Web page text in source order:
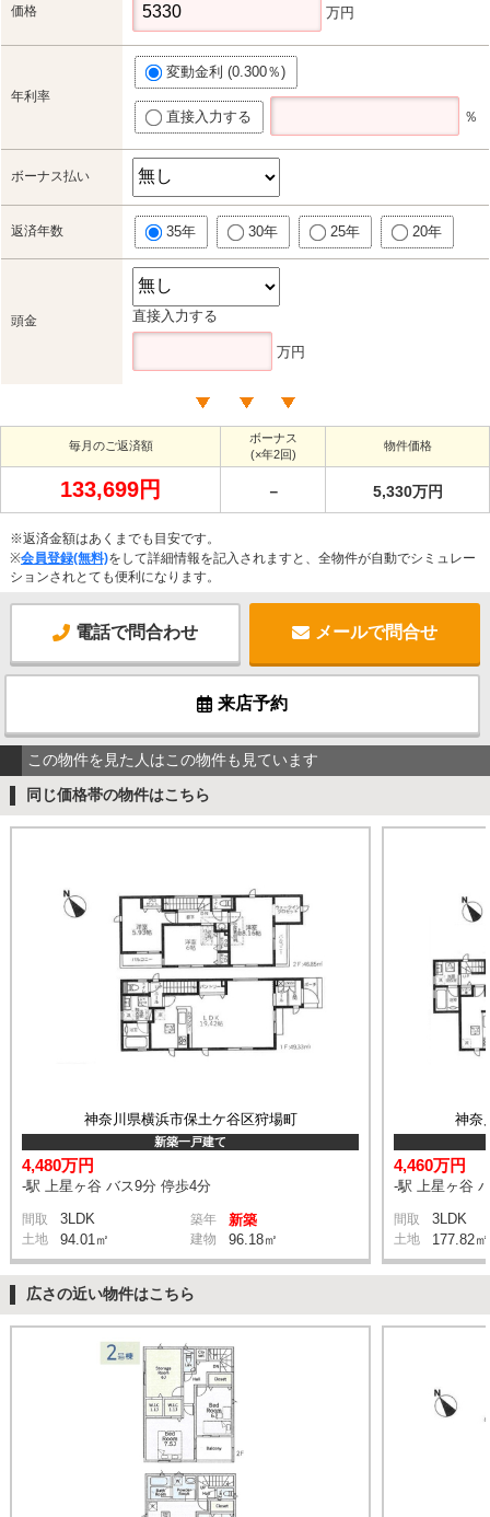
価格 万円
年利率
変動金利 (0.300％)
直接入力する ％
ボーナス払い
返済年数 35年 30年 25年 20年
頭金 直接入力する
万円
毎月のご返済額
ボーナス
(×年2回)
物件価格
133,699円 － 5,330万円
※返済金額はあくまでも目安です。
※会員登録(無料)をして詳細情報を記入されますと、全物件が自動でシミュレー
ションされとても便利になります。
電話で問合わせ メールで問合せ
来店予約
この物件を見た人はこの物件も見ています
同じ価格帯の物件はこちら
神奈川県横浜市保土ケ谷区狩場町
新築一戸建て
4,480万円
-駅 上星ヶ谷 バス9分 停歩4分
間取 3LDK 築年 新築
土地 94.01㎡ 建物 96.18㎡
神奈
4,460万円
-駅 上星ヶ谷
間取 3LDK
土地 177.82㎡
広さの近い物件はこちら